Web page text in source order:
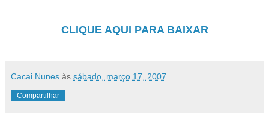
CLIQUE AQUI PARA BAIXAR
Cacai Nunes às sábado, março 17, 2007
Compartilhar